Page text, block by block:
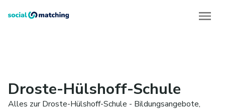
Droste-Hülshoff-Schule
Alles zur Droste-Hülshoff-Schule - Bildungsangebote,